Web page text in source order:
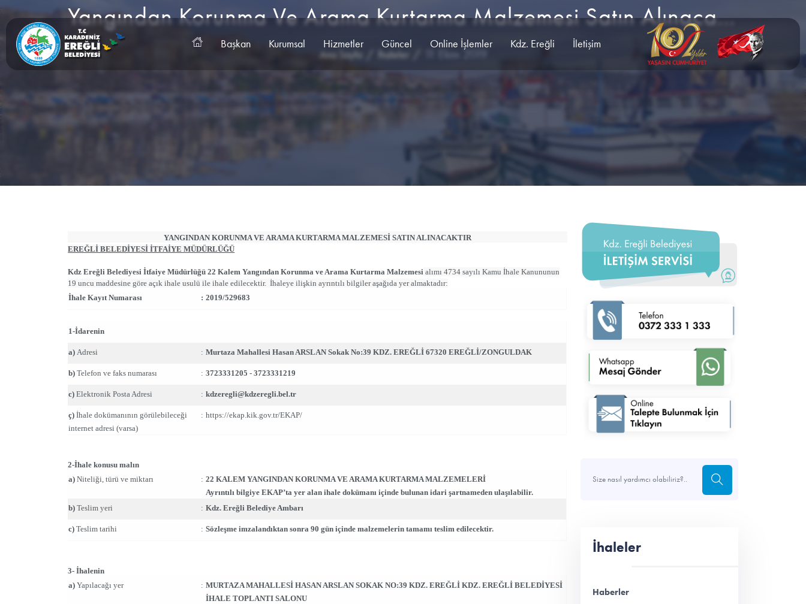
Başkan Kurumsal Hizmetler Güncel Online İşlemler Kdz. Ereğli İletişim
Yangından Korunma Ve Arama Kurtarma Malzemesi Satın Alınacaktır
Ana Sayfa İhaleler 11 Ekim 2019
YANGINDAN KORUNMA VE ARAMA KURTARMA MALZEMESİ SATIN ALINACAKTIR
EREĞLİ BELEDİYESİ İTFAİYE MÜDÜRLÜĞÜ
Kdz Ereğli Belediyesi İtfaiye Müdürlüğü 22 Kalem Yangından Korunma ve Arama Kurtarma Malzemesi alımı 4734 sayılı Kamu İhale Kanununun
19 uncu maddesine göre açık ihale usulü ile ihale edilecektir. İhaleye ilişkin ayrıntılı bilgiler aşağıda yer almaktadır:
İhale Kayıt Numarası
: 2019/529683
1-İdarenin
a) Adresi : Murtaza Mahallesi Hasan ARSLAN Sokak No:39 KDZ. EREĞLİ 67320 EREĞLİ/ZONGULDAK
b) Telefon ve faks numarası : 3723331205 - 3723331219
c) Elektronik Posta Adresi : kdzeregli@kdzeregli.bel.tr
ç) İhale dokümanının görülebileceği
internet adresi (varsa)
: https://ekap.kik.gov.tr/EKAP/
2-İhale konusu malın
a) Niteliği, türü ve miktarı : 22 KALEM YANGINDAN KORUNMA VE ARAMA KURTARMA MALZEMELERİ
Ayrıntılı bilgiye EKAP’ta yer alan ihale dokümanı içinde bulunan idari şartnameden ulaşılabilir.
b) Teslim yeri : Kdz. Ereğli Belediye Ambarı
c) Teslim tarihi : Sözleşme imzalandıktan sonra 90 gün içinde malzemelerin tamamı teslim edilecektir.
3- İhalenin
a) Yapılacağı yer : MURTAZA MAHALLESİ HASAN ARSLAN SOKAK NO:39 KDZ. EREĞLİ KDZ. EREĞLİ BELEDİYESİ
İHALE TOPLANTI SALONU
İhaleler
Haberler